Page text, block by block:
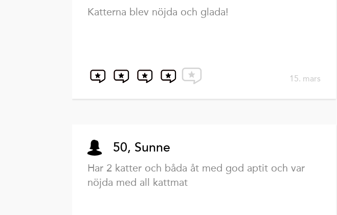
Katterna blev nöjda och glada!
15. mars
50, Sunne
Har 2 katter och båda åt med god aptit och var
nöjda med all kattmat